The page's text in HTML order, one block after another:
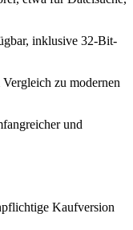
inklusive 32-Bit-
zu modernen
und
Kaufversion